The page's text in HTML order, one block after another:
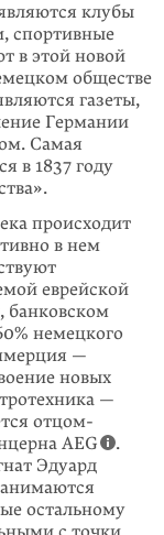
клубы
спортивные
в этой новой
обществе
газеты,
Германии
Самая
в 1837 году
происходит
в нем
еврейской
банковском
немецкого
—
новых
—
отцом-
AEG
.
Эдуард
остальному